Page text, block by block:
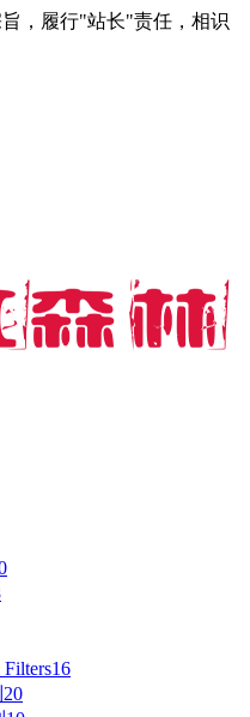
，履行"站长"责任，相识
16
20